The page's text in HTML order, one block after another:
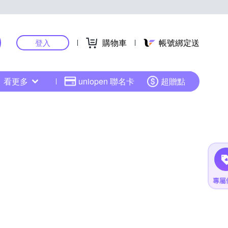
登入 購物車 帳號綁定送
看更多 uniopen 聯名卡 超贈點